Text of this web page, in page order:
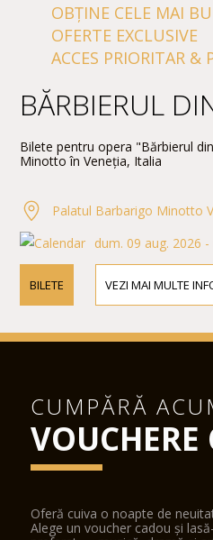
OBȚINE CELE MAI
OFERTE EXCLUSIVE
ACCES PRIORITAR &
BĂRBIERUL
Bilete pentru opera "Bărbierul
Minotto în Veneția, Italia
Palatul Barbarigo Minotto
dum. 09 aug. 2026
BILETE VEZI MAI MULTE
CUMPĂRĂ
VOUCHERE
Oferă cuiva o noapte de
Alege un voucher cadou și